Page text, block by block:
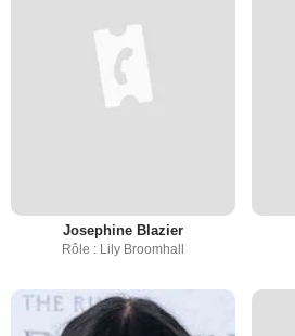
Josephine Blazier
Rôle : Lily Broomhall